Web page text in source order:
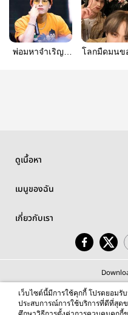
พ่อมหาจำเริญ |
โลกมืดมนขอ
ดูเนื้อหา
เมนูของฉัน
เกี่ยวกับเรา
เว็บไซต์นี้มีการใช้คุกกี้ โปรดยอมรั
ประสบการณ์การใช้บริการที่ดีที่สุด